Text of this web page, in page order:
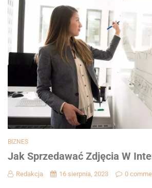
BIZNES
Jak Sprzedawać Zdjęcia W
Redakcja 16 sierpnia, 2023 0